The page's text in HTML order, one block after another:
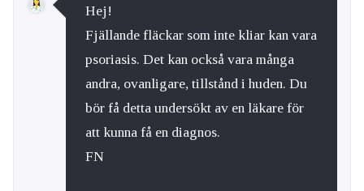
Hej!
Fjällande fläckar som inte kliar kan vara
psoriasis. Det kan också vara många
andra, ovanligare, tillstånd i huden. Du
bör få detta undersökt av en läkare för
att kunna få en diagnos.
FN